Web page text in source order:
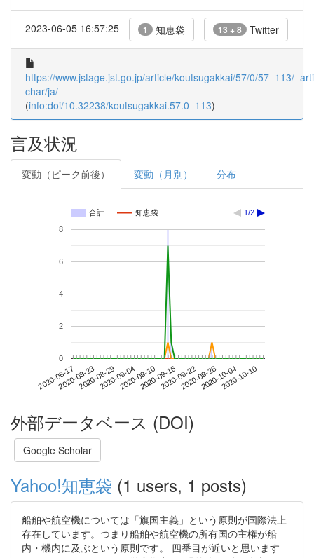
2023-06-05 16:57:25 1 知恵袋 13 + 8 Twitter
https://www.jstage.jst.go.jp/article/koutsugakkai/57/0/57_113/
char/ja/
(info:doi/10.32238/koutsugakkai.57.0_113)
言及状況
変動（ピーク前後） 変動（月別） 分布
合計 知恵袋 1/2
2020-08-172020-08-232020-08-292020-09-042020-09-102020-09-162020-09-222020-09-282020-10-042020-10-10
0
2
4
6
8
外部データベース (DOI)
Google Scholar
Yahoo!知恵袋 (1 users, 1 posts)
船舶や航空機については「旗国主義」という原則が国際法上
存在しています。つまり船舶や航空機の所有国の主権が船
内・機内に及ぶという原則です。 四番目が近いと思います